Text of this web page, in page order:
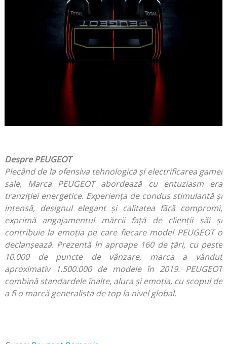
Despre PEUGEOT
Plecând de la ofensiva tehnologică și electrificarea gamei
sale, Marca PEUGEOT abordează cu entuziasm era
tranziției energetice. Experiența de condus stimulantă și
intensă, designul elegant și calitatea fără compromi,
exprimă angajamentul mărcii față de clienții săi și
contribuie la emoția pe care fiecare model PEUGEOT o
declanșează. Prezentă în aproape 160 de țări, cu peste
10.000 de puncte de vânzare, marca a vândut
aproximativ 1.500.000 de modele în 2019. PEUGEOT
combină standardele înalte, alura și emoția, cu scopul de
a fi o marcă generalistă de top la nivel global.